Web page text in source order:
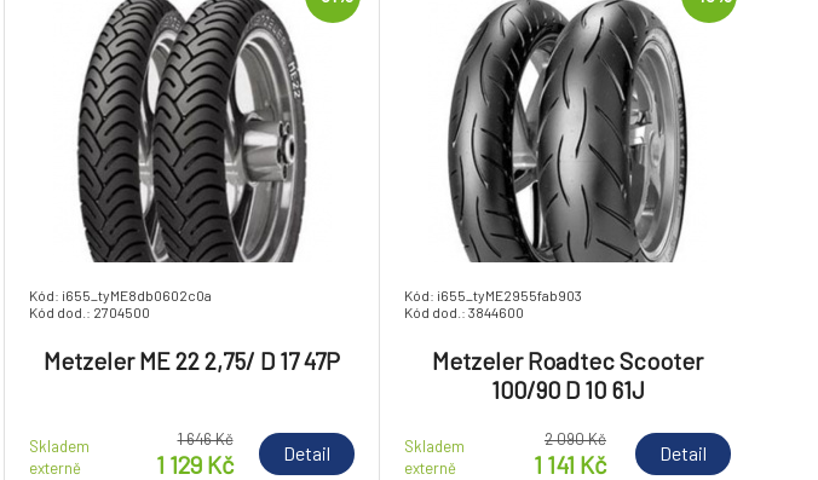
Kód: i655_tyME8db0602c0a
Kód dod.: 2704500
Metzeler ME 22 2,75/ D 17 47P
Skladem
externě
1 646 Kč
1 129 Kč Detail
Kód: i655_tyME2955fab903
Kód dod.: 3844600
Metzeler Roadtec Scooter
100/90 D 10 61J
Skladem
externě
2 090 Kč
1 141 Kč Detail